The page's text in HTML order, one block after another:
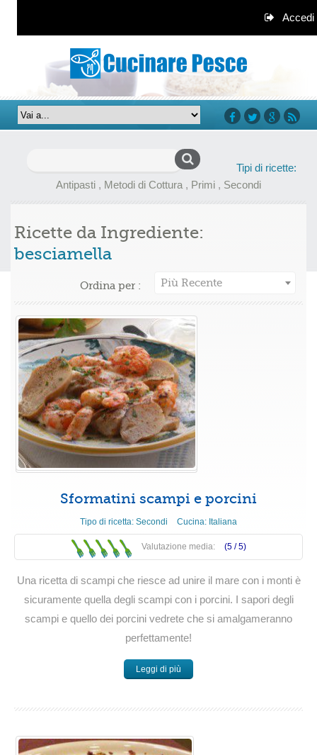
Accedi
Tipi di ricette:
Antipasti , Metodi di Cottura , Primi , Secondi
Ricette da Ingrediente:
besciamella
Ordina per : Più Recente
Sformatini scampi e porcini
Tipo di ricetta: Secondi Cucina: Italiana
Valutazione media: (5 /5)
Una ricetta di scampi che riesce ad unire il mare con i monti è
sicuramente quella degli scampi con i porcini. I sapori degli
scampi e quello dei porcini vedrete che si amalgameranno
perfettamente!
Leggi di più